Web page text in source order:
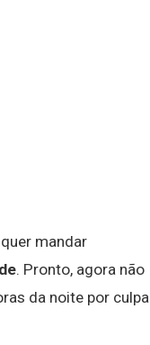
mandar
. Pronto, agora não
da noite por culpa